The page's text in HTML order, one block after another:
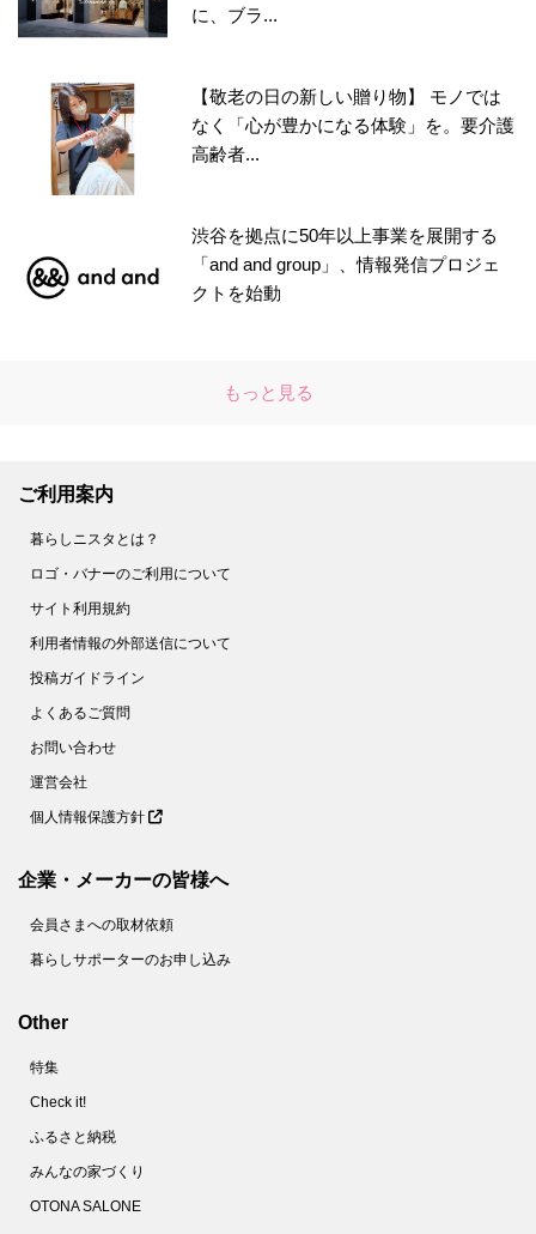
に、ブラ...
【敬老の日の新しい贈り物】 モノでは
なく「心が豊かになる体験」を。要介護
高齢者...
渋谷を拠点に50年以上事業を展開する
「and and group」、情報発信プロジェ
クトを始動
もっと見る
ご利用案内
暮らしニスタとは？
ロゴ・バナーのご利用について
サイト利用規約
利用者情報の外部送信について
投稿ガイドライン
よくあるご質問
お問い合わせ
運営会社
個人情報保護方針
企業・メーカーの皆様へ
会員さまへの取材依頼
暮らしサポーターのお申し込み
Other
特集
Check it!
ふるさと納税
みんなの家づくり
OTONA SALONE